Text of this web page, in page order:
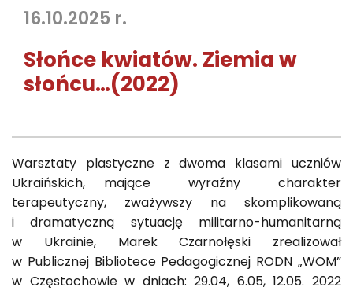
16.10.2025 r.
Słońce kwiatów. Ziemia w
słońcu…(2022)
Warsztaty plastyczne z dwoma klasami uczniów
Ukraińskich, mające wyraźny charakter
terapeutyczny, zważywszy na skomplikowaną
i dramatyczną sytuację militarno-humanitarną
w Ukrainie, Marek Czarnołęski zrealizował
w Publicznej Bibliotece Pedagogicznej RODN „WOM”
w Częstochowie w dniach: 29.04, 6.05, 12.05. 2022